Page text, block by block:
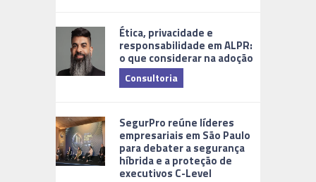
Ética, privacidade e
responsabilidade em ALPR:
o que considerar na adoção
Consultoria
SegurPro reúne líderes
empresariais em São Paulo
para debater a segurança
híbrida e a proteção de
executivos C-Level